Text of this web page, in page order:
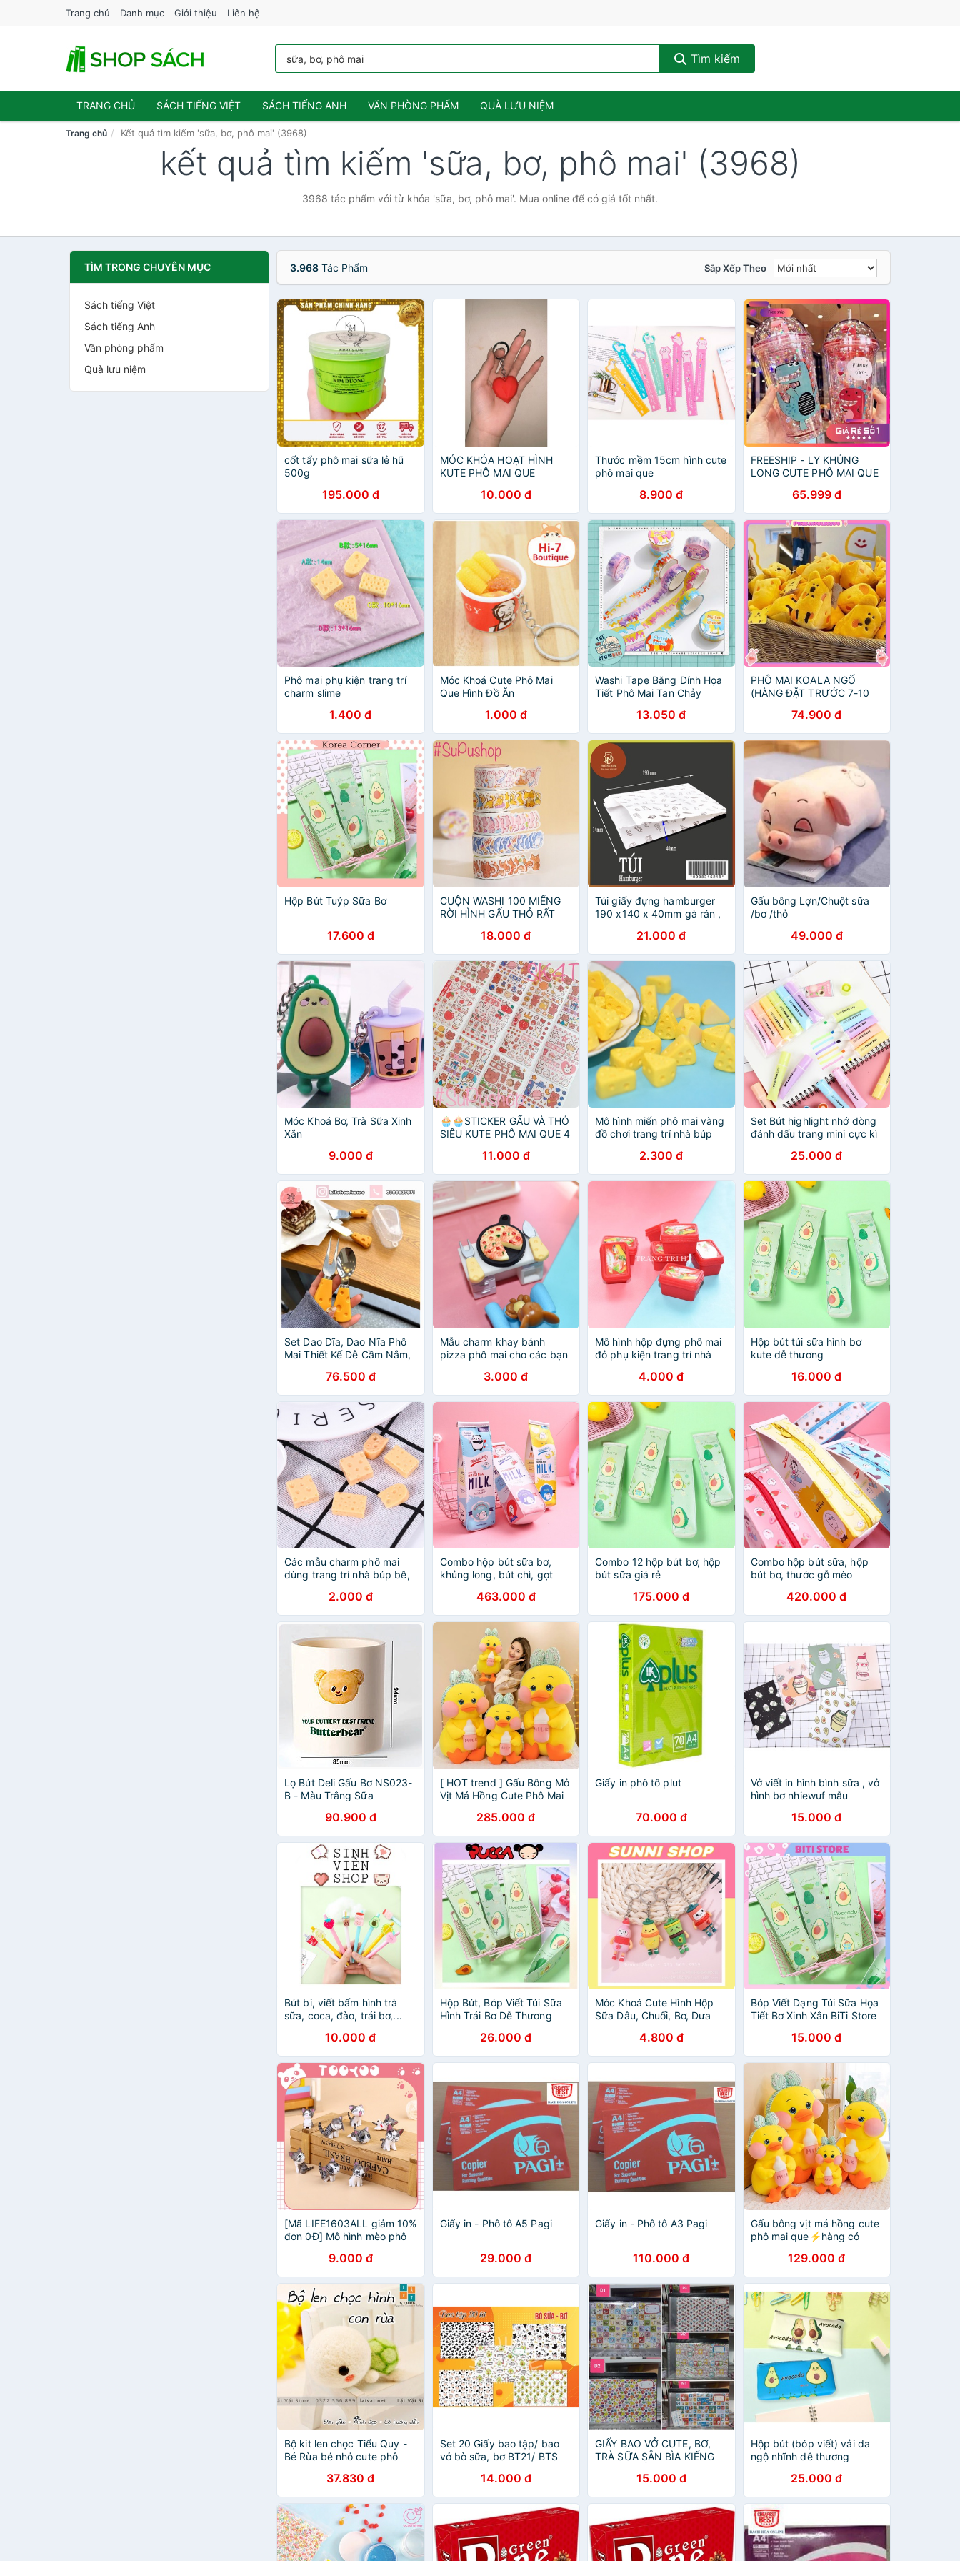
Trang chủ Danh mục Giới thiệu Liên hệ
Tìm kiếm
TRANG CHỦ SÁCH TIẾNG VIỆT SÁCH TIẾNG ANH VĂN PHÒNG PHẨM QUÀ LƯU NIỆM
Trang chủ Kết quả tìm kiếm 'sữa, bơ, phô mai' (3968)
kết quả tìm kiếm 'sữa, bơ, phô mai' (3968)
3968 tác phẩm với từ khóa 'sữa, bơ, phô mai'. Mua online để có giá tốt nhất.
TÌM TRONG CHUYÊN MỤC
Sách tiếng Việt
Sách tiếng Anh
Văn phòng phẩm
Quà lưu niệm
3.968 Tác Phẩm Sắp Xếp Theo
cốt tẩy phô mai sữa lẻ hũ
500g
195.000 đ
MÓC KHÓA HOẠT HÌNH
KUTE PHÔ MAI QUE
10.000 đ
Thước mềm 15cm hình cute
phô mai que
8.900 đ
FREESHIP - LY KHỦNG
LONG CUTE PHÔ MAI QUE
65.999 đ
Phô mai phụ kiện trang trí
charm slime
1.400 đ
Móc Khoá Cute Phô Mai
Que Hình Đồ Ăn
1.000 đ
Washi Tape Băng Dính Họa
Tiết Phô Mai Tan Chảy
13.050 đ
PHÔ MAI KOALA NGỐ
(HÀNG ĐẶT TRƯỚC 7-10
74.900 đ
Hộp Bút Tuýp Sữa Bơ
17.600 đ
CUỘN WASHI 100 MIẾNG
RỜI HÌNH GẤU THỎ RẤT
18.000 đ
Túi giấy đựng hamburger
190 x140 x 40mm gà rán ,
lang lắc phô mai , gà viên
phô mài ..
21.000 đ
Gấu bông Lợn/Chuột sữa
/bơ /thỏ
49.000 đ
Móc Khoá Bơ, Trà Sữa Xinh
Xắn
9.000 đ
🧁🧁STICKER GẤU VÀ THỎ
SIÊU KUTE PHÔ MAI QUE 4
11.000 đ
Mô hình miến phô mai vàng
đồ chơi trang trí nhà búp
2.300 đ
Set Bút highlight nhớ dòng
đánh dấu trang mini cực kì
25.000 đ
Set Dao Dĩa, Dao Nĩa Phô
Mai Thiết Kế Dễ Cầm Nắm,
76.500 đ
Mẫu charm khay bánh
pizza phô mai cho các bạn
3.000 đ
Mô hình hộp đựng phô mai
đỏ phụ kiện trang trí nhà
4.000 đ
Hộp bút túi sữa hình bơ
kute dễ thương
16.000 đ
Các mẫu charm phô mai
dùng trang trí nhà búp bê,
2.000 đ
Combo hộp bút sữa bơ,
khủng long, bút chì, gọt
463.000 đ
Combo 12 hộp bút bơ, hộp
bút sữa giá rẻ
175.000 đ
Combo hộp bút sữa, hộp
bút bơ, thước gỗ mèo
420.000 đ
Lọ Bút Deli Gấu Bơ NS023-
B - Màu Trắng Sữa
90.900 đ
[ HOT trend ] Gấu Bông Mỏ
Vịt Má Hồng Cute Phô Mai
Bê Đáng Yêu285.000 đ
Giấy in phô tô plut
70.000 đ
Vở viết in hình bình sữa , vở
hình bơ nhiewuf mẫu
15.000 đ
Bút bi, viết bấm hình trà
sữa, coca, đào, trái bơ,...
10.000 đ
Hộp Bút, Bóp Viết Túi Sữa
Hình Trái Bơ Dễ Thương
26.000 đ
Móc Khoá Cute Hình Hộp
Sữa Dâu, Chuối, Bơ, Dưa
4.800 đ
Bóp Viết Dạng Túi Sữa Họa
Tiết Bơ Xinh Xắn BiTi Store
15.000 đ
[Mã LIFE1603ALL giảm 10%
đơn 0Đ] Mô hình mèo phô
dễ thương cute TooYoo
TY0084
9.000 đ
Giấy in - Phô tô A5 Pagi
29.000 đ
Giấy in - Phô tô A3 Pagi
110.000 đ
Gấu bông vịt má hồng cute
phô mai que⚡️hàng có
bông gòn siêu mềm
129.000 đ
Bộ kit len chọc Tiểu Quy -
Bé Rùa bé nhỏ cute phô
turtle cho người mới bắt
đầu
37.830 đ
Set 20 Giấy bao tập/ bao
vở bò sữa, bơ BT21/ BTS
14.000 đ
GIẤY BAO VỞ CUTE, BƠ,
TRÀ SỮA SẴN BÌA KIẾNG
15.000 đ
Hộp bút (bóp viết) vải da
ngộ nhĩnh dễ thương
25.000 đ